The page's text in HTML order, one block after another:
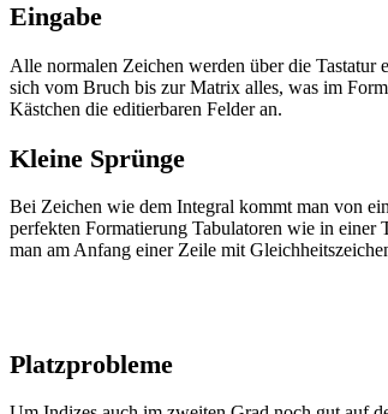
Eingabe
Alle normalen Zeichen werden über die Tastatur
sich vom Bruch bis zur Matrix alles, was im
Kästchen die editierbaren Felder an.
Kleine Sprünge
Bei Zeichen wie dem Integral kommt man von
perfekten Formatierung Tabulatoren wie in einer
man am Anfang einer Zeile mit
Platzprobleme